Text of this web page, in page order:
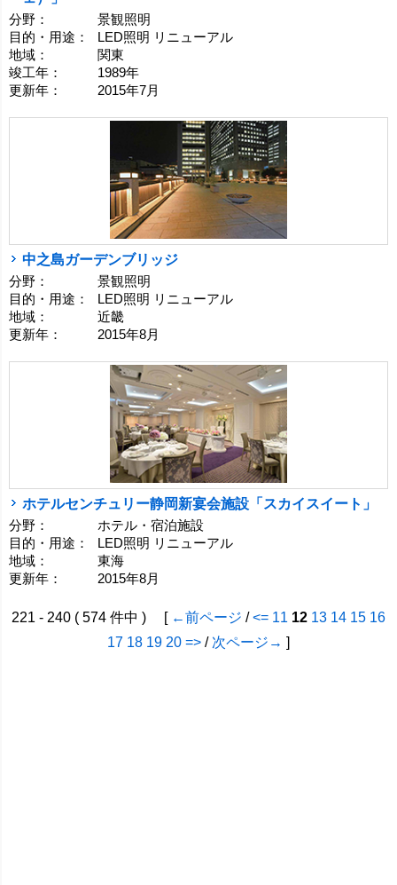
分野：
景観照明
目的・用途：
LED照明 リニューアル
地域：
関東
竣工年：
1989年
更新年：
2015年7月
中之島ガーデンブリッジ
分野：
景観照明
目的・用途：
LED照明 リニューアル
地域：
近畿
更新年：
2015年8月
ホテルセンチュリー静岡新宴会施設「スカイスイート」
分野：
ホテル・宿泊施設
目的・用途：
LED照明 リニューアル
地域：
東海
更新年：
2015年8月
221 - 240 ( 574 件中 ) [ ←前ページ /<= 11 12 13 14 15 16
17 18 19 20 => / 次ページ→ ]